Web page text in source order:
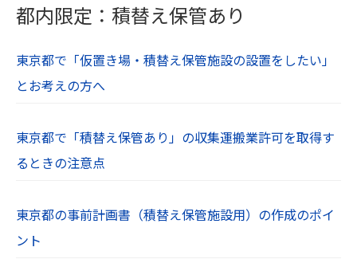
都内限定：積替え保管あり
東京都で「仮置き場・積替え保管施設の設置をしたい」
とお考えの方へ
東京都で「積替え保管あり」の収集運搬業許可を取得す
るときの注意点
東京都の事前計画書（積替え保管施設用）の作成のポイ
ント